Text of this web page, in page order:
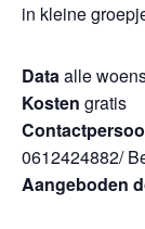
in kleine
Dataalle
Kosten gratis
0612424882/
Aangeboden